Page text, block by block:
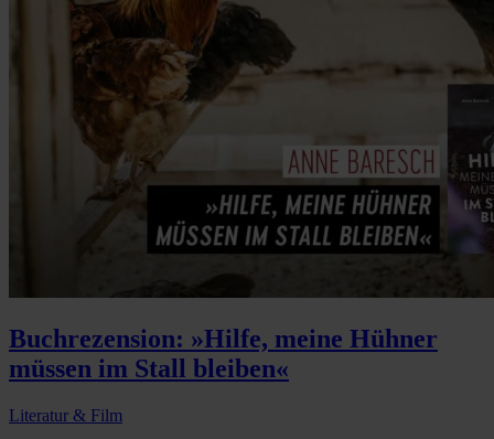
Buchrezension: »Hilfe, meine Hühner
müssen im Stall bleiben«
Literatur & Film